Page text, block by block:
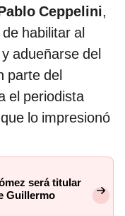
Ceppelini,
habilitar al
adueñarse del
parte del
el periodista
lo impresionó
será titular
Guillermo